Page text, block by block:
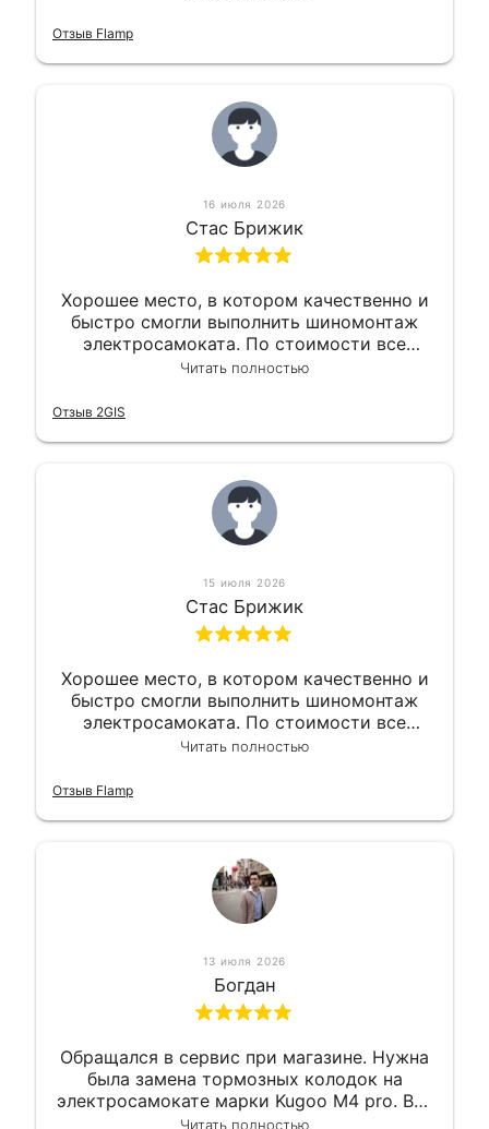
Отзыв Flamp
16 июля 2026
Стас Брижик
Хорошее место, в котором качественно и
быстро смогли выполнить шиномонтаж
электросамоката. По стоимости все
вышло вообще приемлемо хочу сказать.
Читать полностью
Отзыв 2GIS
15 июля 2026
Стас Брижик
Хорошее место, в котором качественно и
быстро смогли выполнить шиномонтаж
электросамоката. По стоимости все
вышло вообще приемлемо хочу сказать.
Читать полностью
Отзыв Flamp
13 июля 2026
Богдан
Обращался в сервис при магазине. Нужна
была замена тормозных колодок на
электросамокате марки Kugoo M4 pro. Всё
сделали в лучшем виде и в максимально
Читать полностью